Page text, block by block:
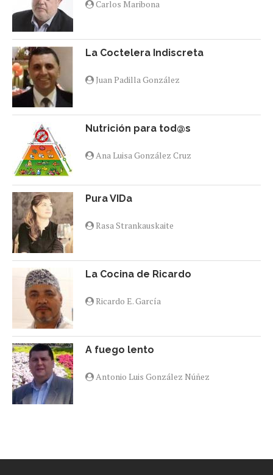
Carlos Maribona
La Coctelera Indiscreta
Juan Padilla González
Nutrición para tod@s
Ana Luisa González Cruz
Pura VIDa
Rasa Strankauskaite
La Cocina de Ricardo
Ricardo E. García
A fuego lento
Antonio Luis González Núñez